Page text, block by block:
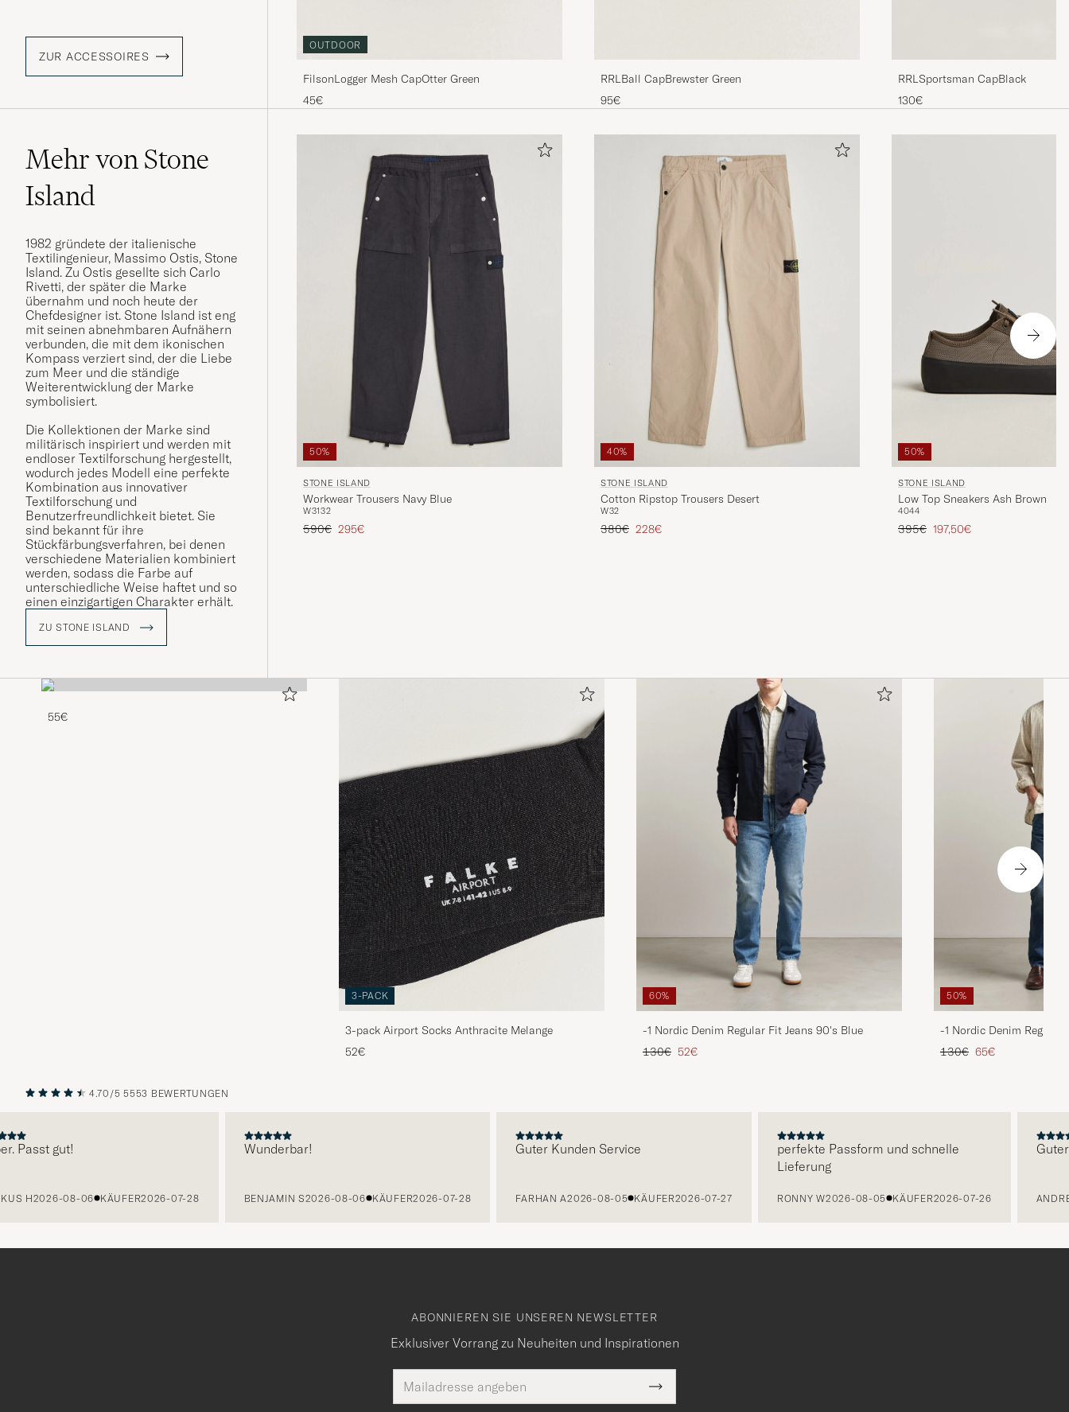
ZUR ACCESSOIRES
OUTDOOR
FilsonLogger Mesh CapOtter Green
45€
RRLBall CapBrewster Green
95€
RRLSportsman CapBlack
130€
Mehr von Stone
Island
1982 gründete der italienische
Textilingenieur, Massimo Ostis, Stone
Island. Zu Ostis gesellte sich Carlo
Rivetti, der später die Marke
übernahm und noch heute der
Chefdesigner ist. Stone Island ist eng
mit seinen abnehmbaren Aufnähern
verbunden, die mit dem ikonischen
Kompass verziert sind, der die Liebe
zum Meer und die ständige
Weiterentwicklung der Marke
symbolisiert.
Die Kollektionen der Marke sind
militärisch inspiriert und werden mit
endloser Textilforschung hergestellt,
wodurch jedes Modell eine perfekte
Kombination aus innovativer
Textilforschung und
Benutzerfreundlichkeit bietet. Sie
sind bekannt für ihre
Stückfärbungsverfahren, bei denen
verschiedene Materialien kombiniert
werden, sodass die Farbe auf
unterschiedliche Weise haftet und so
einen einzigartigen Charakter erhält.
ZU STONE ISLAND
50%
STONE ISLAND
Workwear Trousers Navy Blue
W3132
Regulärer Preis
590€ Reduzierter Preis
295€
40%
STONE ISLAND
Cotton Ripstop Trousers Desert
W32
Regulärer Preis
380€ Reduzierter Preis
228€
50%
STONE ISLAND
Low Top Sneakers Ash Brown
4044
Regulärer Preis
395€ Reduzierter Preis
197,50€
55€
3-PACK
3-pack Airport Socks Anthracite Melange
52€
60%
-1 Nordic Denim Regular Fit Jeans 90's Blue
Regulärer Preis
130€ Reduzierter Preis
52€
50%
-1 Nordic Denim Regular
Regulärer Preis
130€ Reduzierter Preis
65€
VORHERIGE
4.70/5 5553 BEWERTUNGEN
gut!
H2026-08-06 KÄUFER 2026-07-28
Wunderbar!
BENJAMIN S2026-08-06 KÄUFER 2026-07-28
Guter Kunden Service
FARHAN A 2026-08-05 KÄUFER 2026-07-27
perfekte Passform und schnelle
Lieferung
RONNY W2026-08-05 KÄUFER2026-07-26
Guter
ANDREA K
ABONNIEREN SIE UNSEREN NEWSLETTER
Exklusiver Vorrang zu Neuheiten und Inspirationen
Mail
Adresse
Pflichtfeld
Submit
Newsletter